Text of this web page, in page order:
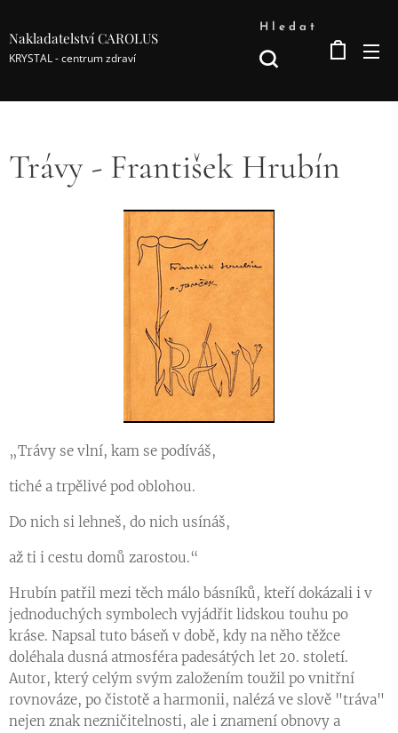
Nakladatelství CAROLUS
KRYSTAL - centrum zdraví
Hledat
Trávy - František Hrubín
„Trávy se vlní, kam se podíváš,
tiché a trpělivé pod oblohou.
Do nich si lehneš, do nich usínáš,
až ti i cestu domů zarostou.“
Hrubín patřil mezi těch málo básníků, kteří dokázali i v
jednoduchých symbolech vyjádřit lidskou touhu po
kráse. Napsal tuto báseň v době, kdy na něho těžce
doléhala dusná atmosféra padesátých let 20. století.
Autor, který celým svým založením toužil po vnitřní
rovnováze, po čistotě a harmonii, nalézá ve slově "tráva"
nejen znak nezničitelnosti, ale i znamení obnovy a